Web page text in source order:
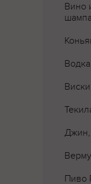
Вино
Джин,
Пиво